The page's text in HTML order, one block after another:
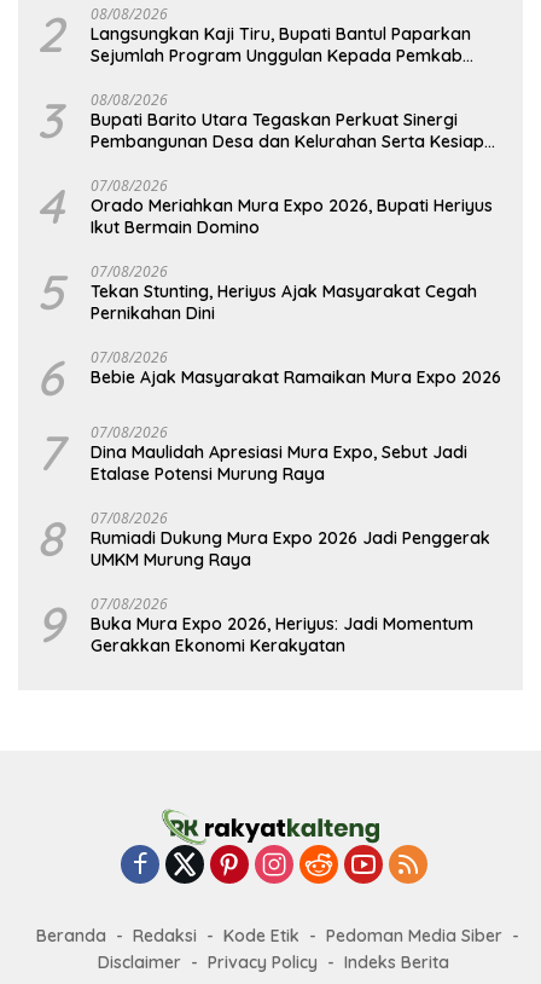
2 08/08/2026
Langsungkan Kaji Tiru, Bupati Bantul Paparkan
Sejumlah Program Unggulan Kepada Pemkab
3 08/08/2026
Bupati Barito Utara Tegaskan Perkuat Sinergi
Pembangunan Desa dan Kelurahan Serta Kesiapan
4 07/08/2026
Orado Meriahkan Mura Expo 2026, Bupati Heriyus
Ikut Bermain Domino
5 07/08/2026
Tekan Stunting, Heriyus Ajak Masyarakat Cegah
Pernikahan Dini
6 07/08/2026
Bebie Ajak Masyarakat Ramaikan Mura Expo 2026
7 07/08/2026
Dina Maulidah Apresiasi Mura Expo, Sebut Jadi
Etalase Potensi Murung Raya
8 07/08/2026
Rumiadi Dukung Mura Expo 2026 Jadi Penggerak
UMKM Murung Raya
9 07/08/2026
Buka Mura Expo 2026, Heriyus: Jadi Momentum
Gerakkan Ekonomi Kerakyatan
Beranda Redaksi Kode Etik
Pedoman Media Siber
Disclaimer
Privacy Policy
Indeks Berita